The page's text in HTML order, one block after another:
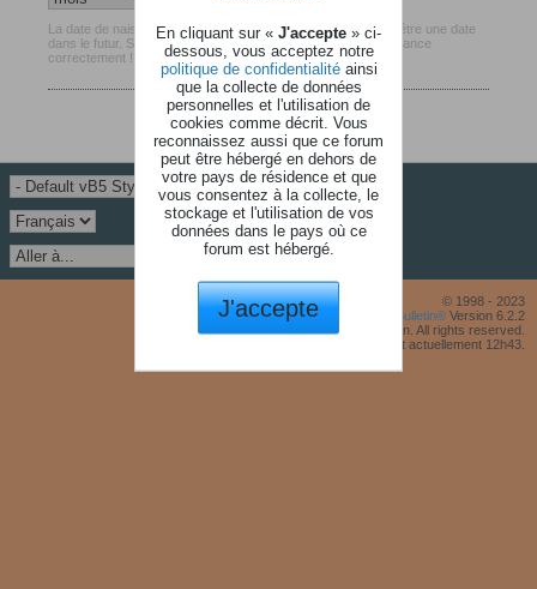
La date de naissance que vous avez renseigné ne peut pas être une date
dans le futur. Soyez certain d'avoir inséré votre date de naissance
correctement !
© 1998 - 2023
Powered by
vBulletin® Version 6.2.2
Copyright © 2026 MH Sub I, LLC dba vBulletin. All rights reserved.
Fuseau horaire GMT +1. Il est actuellement 12h43.
En cliquant sur « J'accepte » ci-
dessous, vous acceptez notre
politique de confidentialitéainsi
que la collecte de données
personnelles et l'utilisation de
cookies comme décrit. Vous
reconnaissez aussi que ce forum
peut être hébergé en dehors de
votre pays de résidence et que
vous consentez à la collecte, le
stockage et l'utilisation de vos
données dans le pays où ce
forum est hébergé.
J'accepte